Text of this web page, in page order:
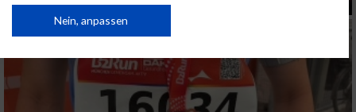
von Inhalten.
Daten können außerhalb der Europäischen Union weitergegeben und in die
Partnerliste anzeigen (1 IAB-Anbieter)
Nein, anpassen